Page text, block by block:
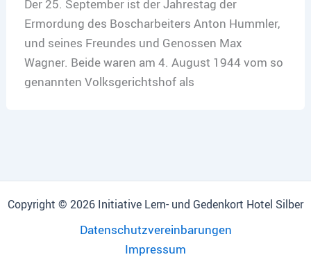
Der 25. September ist der Jahrestag der
Ermordung des Boscharbeiters Anton Hummler,
und seines Freundes und Genossen Max
Wagner. Beide waren am 4. August 1944 vom so
genannten Volksgerichtshof als
Copyright © 2026 Initiative Lern- und Gedenkort Hotel Silber
Datenschutzvereinbarungen
Impressum